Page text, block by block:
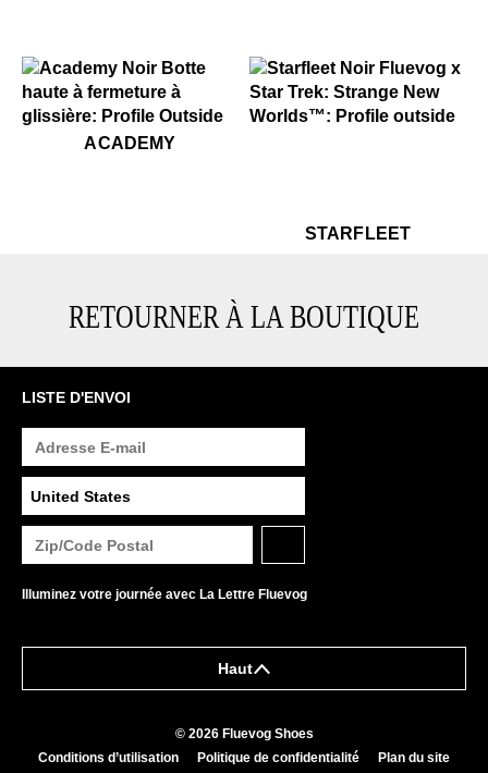
AcademyACADEMY
STARFLEET
RETOURNER À LA BOUTIQUE
LISTE D'ENVOI
Illuminez votre journée avec La Lettre Fluevog
Haut
© 2026 Fluevog Shoes
Conditions d’utilisation
Politique de confidentialité Plan du site